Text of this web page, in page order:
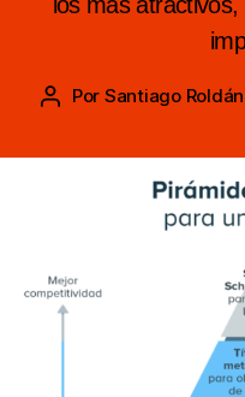
Autor
Por Santiago